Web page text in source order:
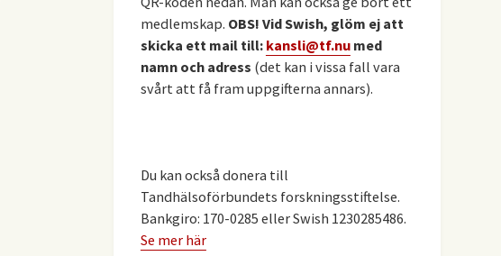
medlemskap. OBS! Vid Swish, glöm ej att
skicka ett mail till: kansli@tf.numed
namn och adress (det kan i vissa fall vara
svårt att få fram uppgifterna annars).
Du kan också donera till
Tandhälsoförbundets forskningsstiftelse.
Bankgiro: 170-0285 eller Swish 1230285486.
Se mer här